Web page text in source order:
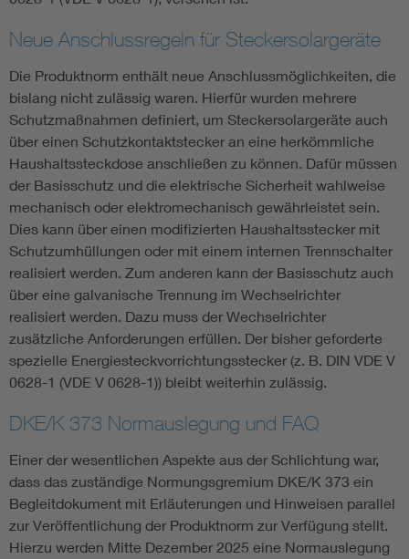
Neue Anschlussregeln für Steckersolargeräte
Die Produktnorm enthält neue Anschlussmöglichkeiten, die
bislang nicht zulässig waren. Hierfür wurden mehrere
Schutzmaßnahmen definiert, um Steckersolargeräte auch
über einen Schutzkontaktstecker an eine herkömmliche
Haushaltssteckdose anschließen zu können. Dafür müssen
der Basisschutz und die elektrische Sicherheit wahlweise
mechanisch oder elektromechanisch gewährleistet sein.
Dies kann über einen modifizierten Haushaltsstecker mit
Schutzumhüllungen oder mit einem internen Trennschalter
realisiert werden. Zum anderen kann der Basisschutz auch
über eine galvanische Trennung im Wechselrichter
realisiert werden. Dazu muss der Wechselrichter
zusätzliche Anforderungen erfüllen. Der bisher geforderte
spezielle Energiesteckvorrichtungsstecker (z. B. DIN VDE V
0628-1 (VDE V 0628-1)) bleibt weiterhin zulässig.
DKE/K 373 Normauslegung und FAQ
Einer der wesentlichen Aspekte aus der Schlichtung war,
dass das zuständige Normungsgremium DKE/K 373 ein
Begleitdokument mit Erläuterungen und Hinweisen parallel
zur Veröffentlichung der Produktnorm zur Verfügung stellt.
Hierzu werden Mitte Dezember 2025 eine Normauslegung